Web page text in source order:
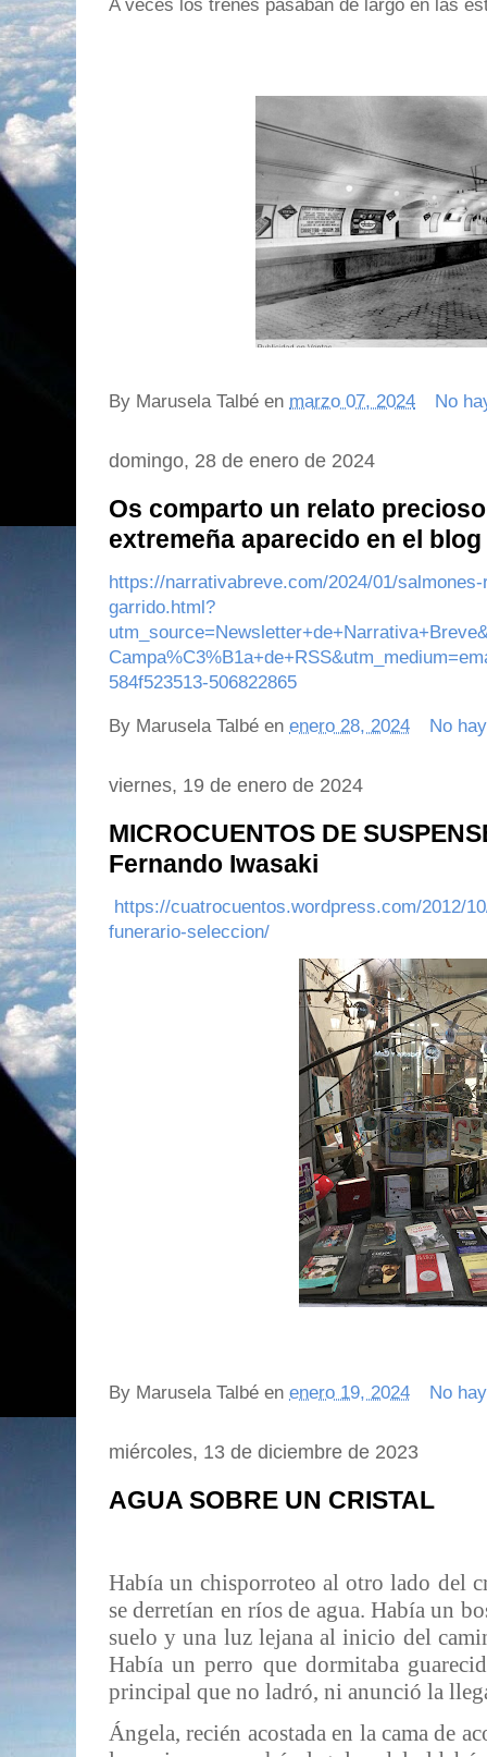
A veces los trenes pasaban de largo en las
By Marusela Talbé en marzo 07, 2024 No
domingo, 28 de enero de 2024
Os comparto un relato
extremeña aparecido en el
https://narrativabreve.com/2024/01/
garrido.html?
584f523513-506822865
By Marusela Talbé en enero 28, 2024 No
viernes, 19 de enero de 2024
MICROCUENTOS DE
Fernando Iwasaki
https://cuatrocuentos.wordpress.com/2012/
funerario-seleccion/
By Marusela Talbé en enero 19, 2024 No
miércoles, 13 de diciembre de 2023
AGUA SOBRE UN CRISTAL
Había un chisporroteo al otro lado del
se derretían en ríos de agua. Había un
suelo y una luz lejana al inicio del
Había un perro que dormitaba
principal que no ladró, ni anunció la
Ángela, recién acostada en la cama de